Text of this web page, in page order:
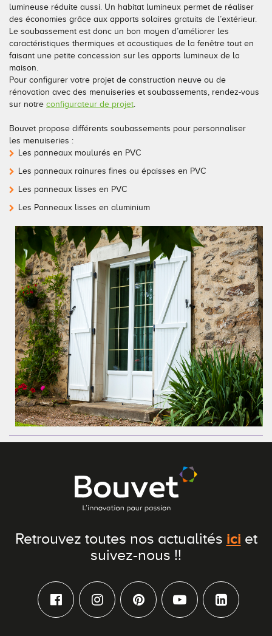
lumineuse réduite aussi. Un habitat lumineux permet de réaliser
des économies grâce aux apports solaires gratuits de l’extérieur.
Le soubassement est donc un bon moyen d’améliorer les
caractéristiques thermiques et acoustiques de la fenêtre tout en
faisant une petite concession sur les apports lumineux de la
maison.
Pour configurer votre projet de construction neuve ou de
rénovation avec des menuiseries et soubassements, rendez-vous
sur notre configurateur de projet.
Bouvet propose différents soubassements pour personnaliser
les menuiseries :
Les panneaux moulurés en PVC
Les panneaux rainures fines ou épaisses en PVC
Les panneaux lisses en PVC
Les Panneaux lisses en aluminium
Retrouvez toutes nos actualités ici et
suivez-nous !!